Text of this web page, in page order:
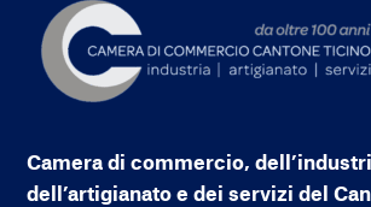
Camera di commercio,
dell’artigianato e dei servizi del